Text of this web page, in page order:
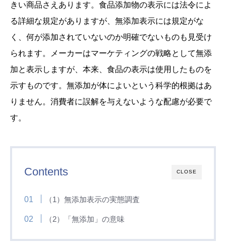
きい商品さえあります。食品添加物の表示には法令によ
る詳細な規定がありますが、無添加表示には規定がな
く、何が添加されていないのか明確でないものも見受け
られます。メーカーはマーケティングの戦略として無添
加と表示しますが、本来、食品の表示は使用したものを
示すものです。無添加が体によいという科学的根拠はあ
りません。消費者に誤解を与えないような配慮が必要で
す。
CLOSE
Contents
（1）無添加表示の実態調査
（2）「無添加」の意味